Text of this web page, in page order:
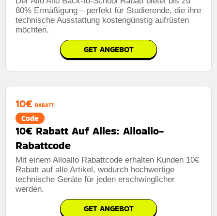
80% Ermäßigung – perfekt für Studierende, die ihre
technische Ausstattung kostengünstig aufrüsten
möchten.
GET ANGEBOT
10€ RABATT
Code
10€ Rabatt Auf Alles: Alloallo-
Rabattcode
Mit einem Alloallo Rabattcode erhalten Kunden 10€
Rabatt auf alle Artikel, wodurch hochwertige
technische Geräte für jeden erschwinglicher
werden.
GET ANGEBOT